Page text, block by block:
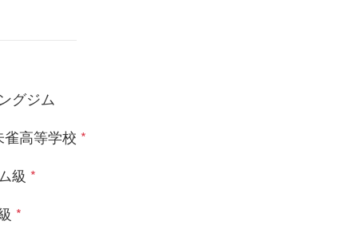
グジム
高等学校 *
級 *
*